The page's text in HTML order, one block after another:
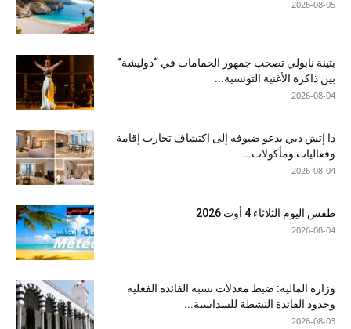
2026-08-05
بثينة نابولي تصحب جمهور الحمامات في “دوليشة”
بين ذاكرة الأغنية التونسية...
2026-08-04
ذا إتش دبي يدعو ضيوفه إلى اكتشاف تجارب إقامة
وفعاليات ومأكولات...
2026-08-04
طقس اليوم الثلاثاء 4 أوت 2026
2026-08-04
وزارة المالية: ضبط معدلات نسبة الفائدة الفعلية
وحدود الفائدة النشطة للسداسية...
2026-08-03